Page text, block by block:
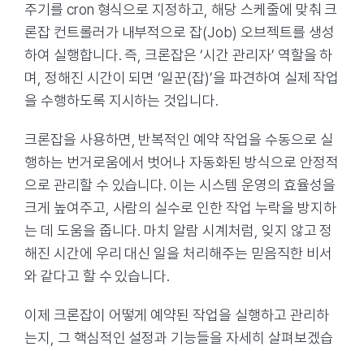
주기를 cron 형식으로 지정하고, 해당 스케줄에 맞춰 크
론잡 컨트롤러가 내부적으로 잡(Job) 오브젝트를 생성
하여 실행합니다. 즉, 크론잡은 ‘시간 관리자’ 역할을 하
며, 정해진 시간이 되면 ‘일꾼(잡)’을 파견하여 실제 작업
을 수행하도록 지시하는 것입니다.
크론잡을 사용하면, 반복적인 예약 작업을 수동으로 실
행하는 번거로움에서 벗어나 자동화된 방식으로 안정적
으로 관리할 수 있습니다. 이는 시스템 운영의 효율성을
크게 높여주고, 사람의 실수로 인한 작업 누락을 방지하
는 데 도움을 줍니다. 마치 알람 시계처럼, 잊지 않고 정
해진 시간에 우리 대신 일을 처리해주는 믿음직한 비서
와 같다고 할 수 있습니다.
이제 크론잡이 어떻게 예약된 작업을 실행하고 관리하
는지, 그 핵심적인 설정과 기능들을 자세히 살펴보겠습